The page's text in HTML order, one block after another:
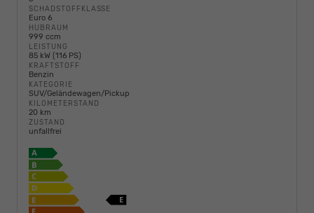
SCHADSTOFFKLASSE
Euro 6
HUBRAUM
999 ccm
LEISTUNG
85 kW (116 PS)
KRAFTSTOFF
Benzin
KATEGORIE
SUV/Geländewagen/Pickup
KILOMETERSTAND
20 km
ZUSTAND
unfallfrei